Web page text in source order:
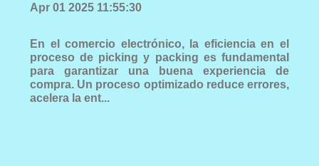
Apr 01 2025 11:55:30
En el comercio electrónico, la eficiencia en el
proceso de picking y packing es fundamental
para garantizar una buena experiencia de
compra. Un proceso optimizado reduce errores,
acelera la ent...